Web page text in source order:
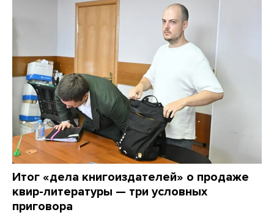
Итог «дела книгоиздателей» о продаже
квир-литературы — три условных
приговора